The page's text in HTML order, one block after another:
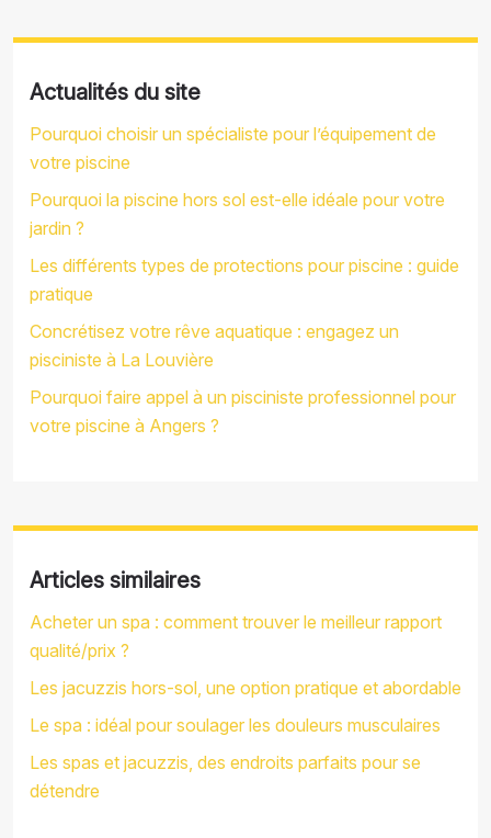
Actualités du site
Pourquoi choisir un spécialiste pour l’équipement de
votre piscine
Pourquoi la piscine hors sol est-elle idéale pour votre
jardin ?
Les différents types de protections pour piscine : guide
pratique
Concrétisez votre rêve aquatique : engagez un
pisciniste à La Louvière
Pourquoi faire appel à un pisciniste professionnel pour
votre piscine à Angers ?
Articles similaires
Acheter un spa : comment trouver le meilleur rapport
qualité/prix ?
Les jacuzzis hors-sol, une option pratique et abordable
Le spa : idéal pour soulager les douleurs musculaires
Les spas et jacuzzis, des endroits parfaits pour se
détendre